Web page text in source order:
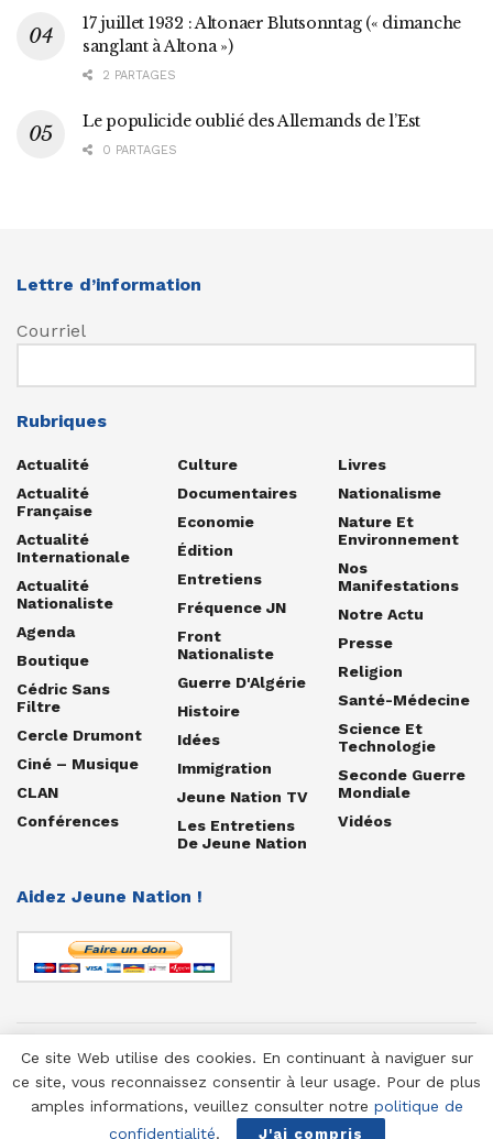
17 juillet 1932 : Altonaer Blutsonntag (« dimanche
sanglant à Altona »)
2 PARTAGES
Le populicide oublié des Allemands de l’Est
0 PARTAGES
Lettre d’information
Courriel
Rubriques
Actualité
Actualité
Française
Actualité
Internationale
Actualité
Nationaliste
Agenda
Boutique
Cédric Sans
Filtre
Cercle Drumont
Ciné – Musique
CLAN
Conférences
Culture
Documentaires
Economie
Édition
Entretiens
Fréquence JN
Front
Nationaliste
Guerre D'Algérie
Histoire
Idées
Immigration
Jeune Nation TV
Les Entretiens
De Jeune Nation
Livres
Nationalisme
Nature Et
Environnement
Nos
Manifestations
Notre Actu
Presse
Religion
Santé-Médecine
Science Et
Technologie
Seconde Guerre
Mondiale
Vidéos
Aidez Jeune Nation !
© 1958-2025 Jeune Nation
Ce site Web utilise des cookies. En continuant à naviguer sur
ce site, vous reconnaissez consentir à leur usage. Pour de plus
amples informations, veuillez consulter notre politique de
confidentialité. J'ai compris